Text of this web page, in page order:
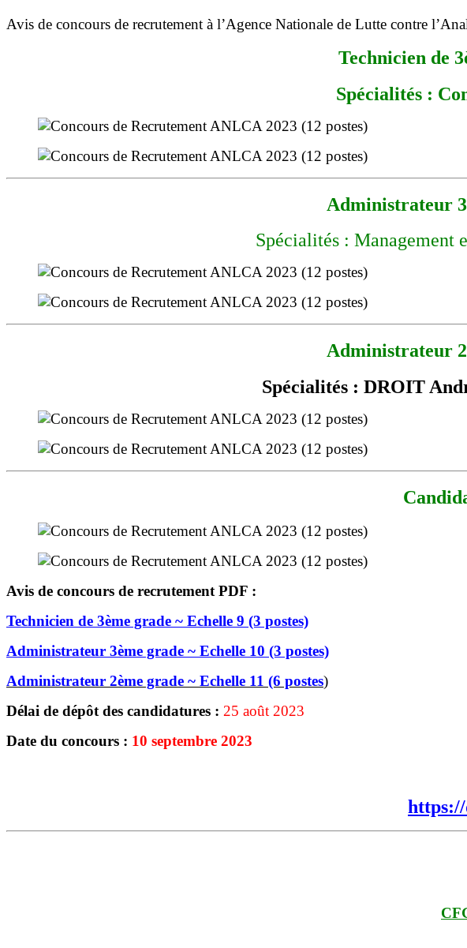
Avis de concours de recrutement à l’Agence Nationale de Lutte contre
Technicien de
Spécialités :
Administrateur
Spécialités : Management
Administrateur
Spécialités : DROIT
Avis de concours de recrutement PDF :
Technicien de 3ème grade ~ Echelle 9 (3 postes)
Administrateur 3ème grade ~ Echelle 10 (3 postes)
Administrateur 2ème grade ~ Echelle 11 (6 postes)
Délai de dépôt des candidatures : 25 août 2023
Date du concours : 10 septembre 2023